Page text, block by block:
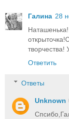
Галина 28
творчества!
Ответить
Ответы
Unknown